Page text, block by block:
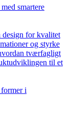
smartere
for kvalitet
og styrke
tværfagligt
til et
i